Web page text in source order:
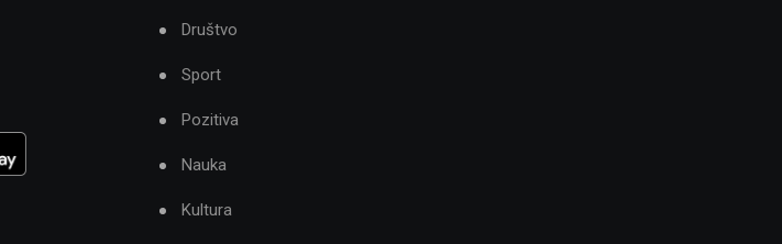
Društvo
Sport
Pozitiva
Nauka
Kultura